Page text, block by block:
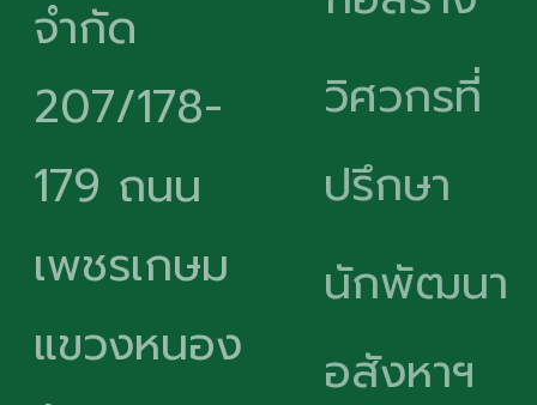
จำกัด
207/178-
179 ถนน
เพชรเกษม
แขวงหนอง
วิศวกรที่
ปรึกษา
นักพัฒนา
อสังหาฯ